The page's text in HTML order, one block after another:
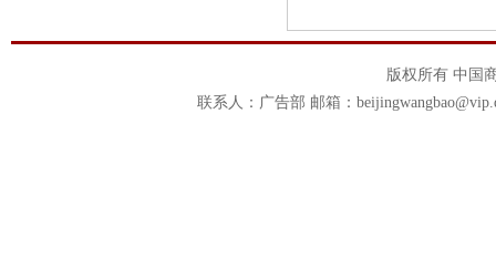
版权所有 中国
联系人：广告部 邮箱：